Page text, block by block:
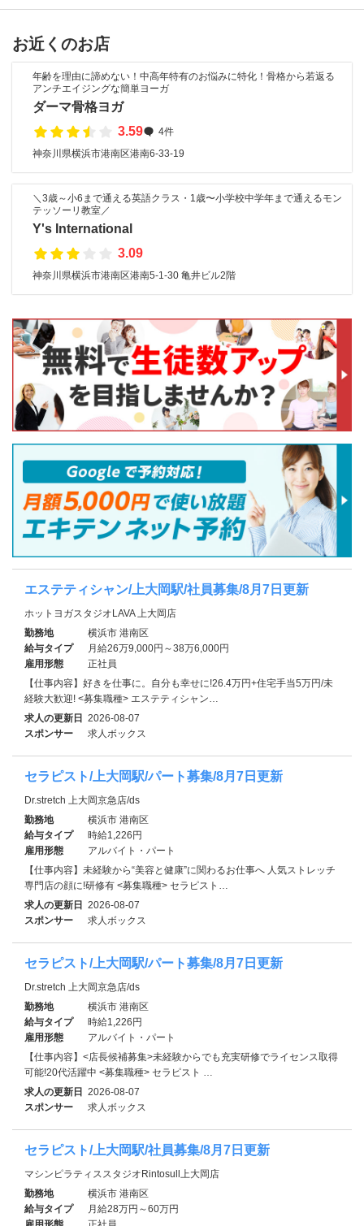
お近くのお店
年齢を理由に諦めない！中高年特有のお悩みに特化！骨格から若返る
アンチエイジングな簡単ヨーガ
ダーマ骨格ヨガ
3.59
4件
神奈川県横浜市港南区港南6-33-19
＼3歳～小6まで通える英語クラス・1歳〜小学校中学年まで通えるモン
テッソーリ教室／
Y's International
3.09
神奈川県横浜市港南区港南5-1-30 亀井ビル2階
エステティシャン/上大岡駅/社員募集/8月7日更新
ホットヨガスタジオLAVA 上大岡店
勤務地
横浜市 港南区
給与タイプ
月給26万9,000円～38万6,000円
雇用形態
正社員
【仕事内容】好きを仕事に。自分も幸せに!26.4万円+住宅手当5万円/未
経験大歓迎! <募集職種> エステティシャン…
求人の更新日 2026-08-07
スポンサー
求人ボックス
セラピスト/上大岡駅/パート募集/8月7日更新
Dr.stretch 上大岡京急店/ds
勤務地
横浜市 港南区
給与タイプ
時給1,226円
雇用形態
アルバイト・パート
【仕事内容】未経験から“美容と健康”に関わるお仕事へ 人気ストレッチ
専門店の顔に!研修有 <募集職種> セラピスト…
求人の更新日 2026-08-07
スポンサー
求人ボックス
セラピスト/上大岡駅/パート募集/8月7日更新
Dr.stretch 上大岡京急店/ds
勤務地
横浜市 港南区
給与タイプ
時給1,226円
雇用形態
アルバイト・パート
【仕事内容】<店長候補募集>未経験からでも充実研修でライセンス取得
可能!20代活躍中 <募集職種> セラピスト …
求人の更新日 2026-08-07
スポンサー
求人ボックス
セラピスト/上大岡駅/社員募集/8月7日更新
マシンピラティススタジオRintosull上大岡店
勤務地
横浜市 港南区
給与タイプ
月給28万円～60万円